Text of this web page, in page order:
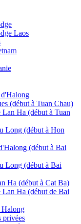
Laos
d'Halong
(début à Tuan Chau)
Lan Ha (début à Tuan
Long (début à Hon
(début à Bai
Long (début à Bai
Ha (début à Cat Ba)
Lan Ha (début de Bai
Halong
privées